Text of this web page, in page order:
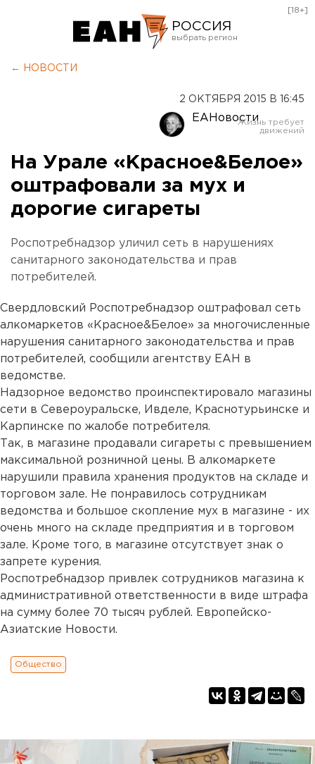
РОССИЯ
Оренбург
[18+]
← НОВОСТИ
2 ОКТЯБРЯ 2015 В 16:45
ЕАНовости
На Урале «Красное&Белое»
оштрафовали за мух и
дорогие сигареты
Роспотребнадзор уличил сеть в нарушениях
санитарного законодательства и прав
потребителей.
Свердловский Роспотребнадзор оштрафовал сеть
алкомаркетов «Красное&Белое» за многочисленные
нарушения санитарного законодательства и прав
потребителей, сообщили агентству ЕАН в
ведомстве.
Надзорное ведомство проинспектировало магазины
сети в Североуральске, Ивделе, Краснотурьинске и
Карпинске по жалобе потребителя.
Так, в магазине продавали сигареты с превышением
максимальной розничной цены. В алкомаркете
нарушили правила хранения продуктов на складе и
торговом зале. Не понравилось сотрудникам
ведомства и большое скопление мух в магазине - их
очень много на складе предприятия и в торговом
зале. Кроме того, в магазине отсутствует знак о
запрете курения.
Роспотребнадзор привлек сотрудников магазина к
административной ответственности в виде штрафа
на сумму более 70 тысяч рублей. Европейско-
Азиатские Новости.
Общество